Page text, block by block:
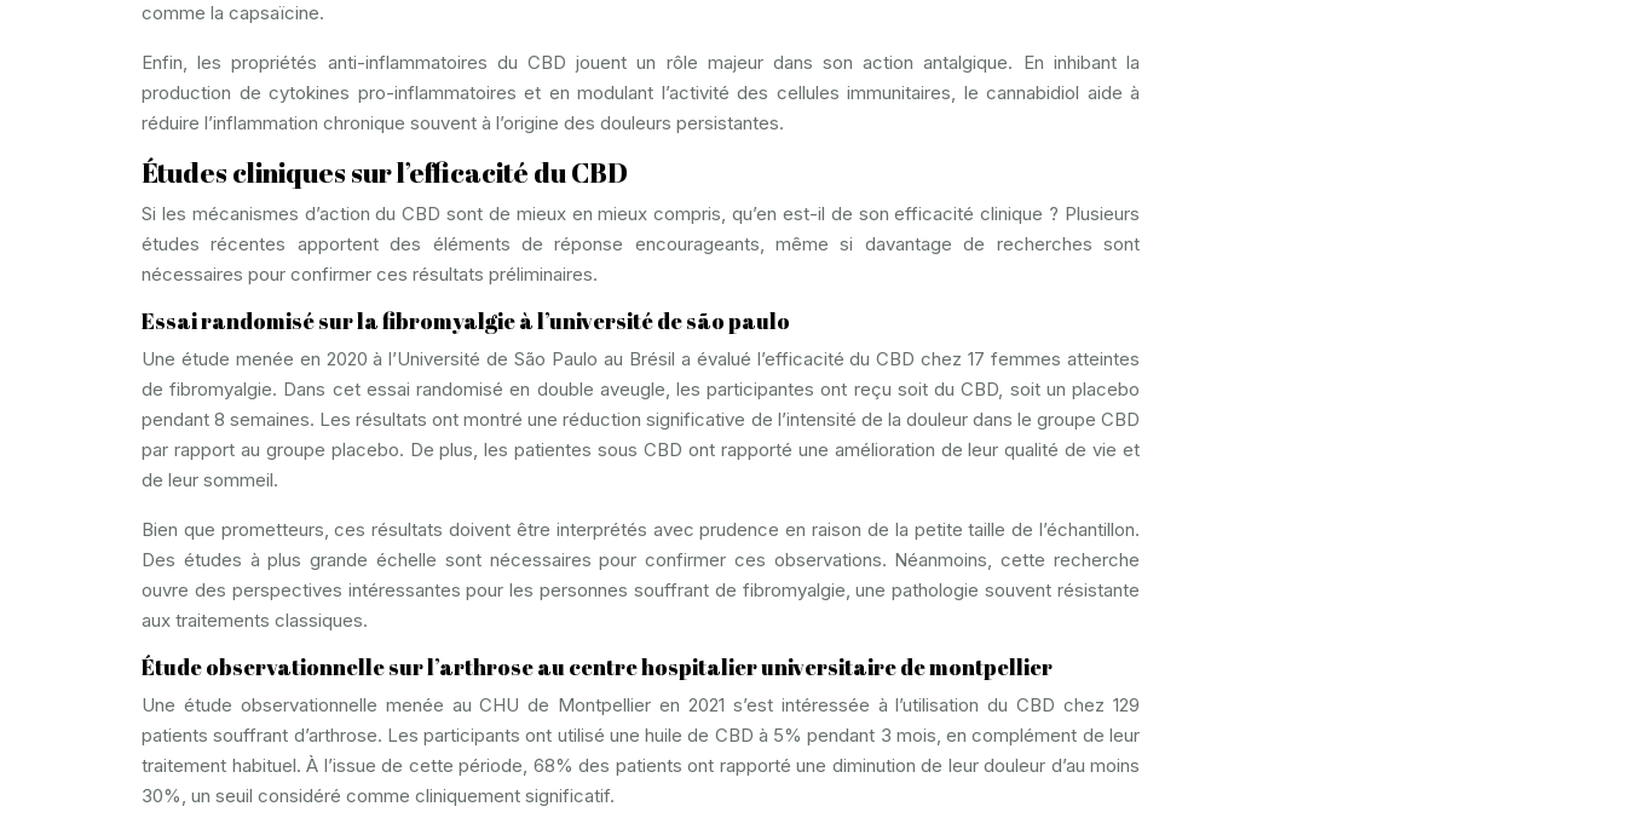
comme la capsaïcine.
Enfin, les propriétés anti-inflammatoires du CBD jouent un rôle majeur dans son action antalgique. En inhibant la
production de cytokines pro-inflammatoires et en modulant l’activité des cellules immunitaires, le cannabidiol aide à
réduire l’inflammation chronique souvent à l’origine des douleurs persistantes.
Études cliniques sur l’efficacité du CBD
Si les mécanismes d’action du CBD sont de mieux en mieux compris, qu’en est-il de son efficacité clinique ? Plusieurs
études récentes apportent des éléments de réponse encourageants, même si davantage de recherches sont
nécessaires pour confirmer ces résultats préliminaires.
Essai randomisé sur la fibromyalgie à l’université de são paulo
Une étude menée en 2020 à l’Université de São Paulo au Brésil a évalué l’efficacité du CBD chez 17 femmes atteintes
de fibromyalgie. Dans cet essai randomisé en double aveugle, les participantes ont reçu soit du CBD, soit un placebo
pendant 8 semaines. Les résultats ont montré une réduction significative de l’intensité de la douleur dans le groupe CBD
par rapport au groupe placebo. De plus, les patientes sous CBD ont rapporté une amélioration de leur qualité de vie et
de leur sommeil.
Bien que prometteurs, ces résultats doivent être interprétés avec prudence en raison de la petite taille de l’échantillon.
Des études à plus grande échelle sont nécessaires pour confirmer ces observations. Néanmoins, cette recherche
ouvre des perspectives intéressantes pour les personnes souffrant de fibromyalgie, une pathologie souvent résistante
aux traitements classiques.
Étude observationnelle sur l’arthrose au centre hospitalier universitaire de montpellier
Une étude observationnelle menée au CHU de Montpellier en 2021 s’est intéressée à l’utilisation du CBD chez 129
patients souffrant d’arthrose. Les participants ont utilisé une huile de CBD à 5% pendant 3 mois, en complément de leur
traitement habituel. À l’issue de cette période, 68% des patients ont rapporté une diminution de leur douleur d’au moins
30%, un seuil considéré comme cliniquement significatif.